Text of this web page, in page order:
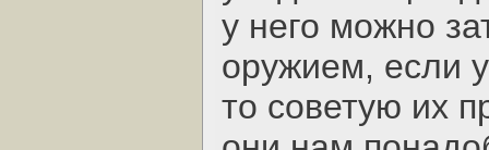
у него можно
оружием, если
то советую их